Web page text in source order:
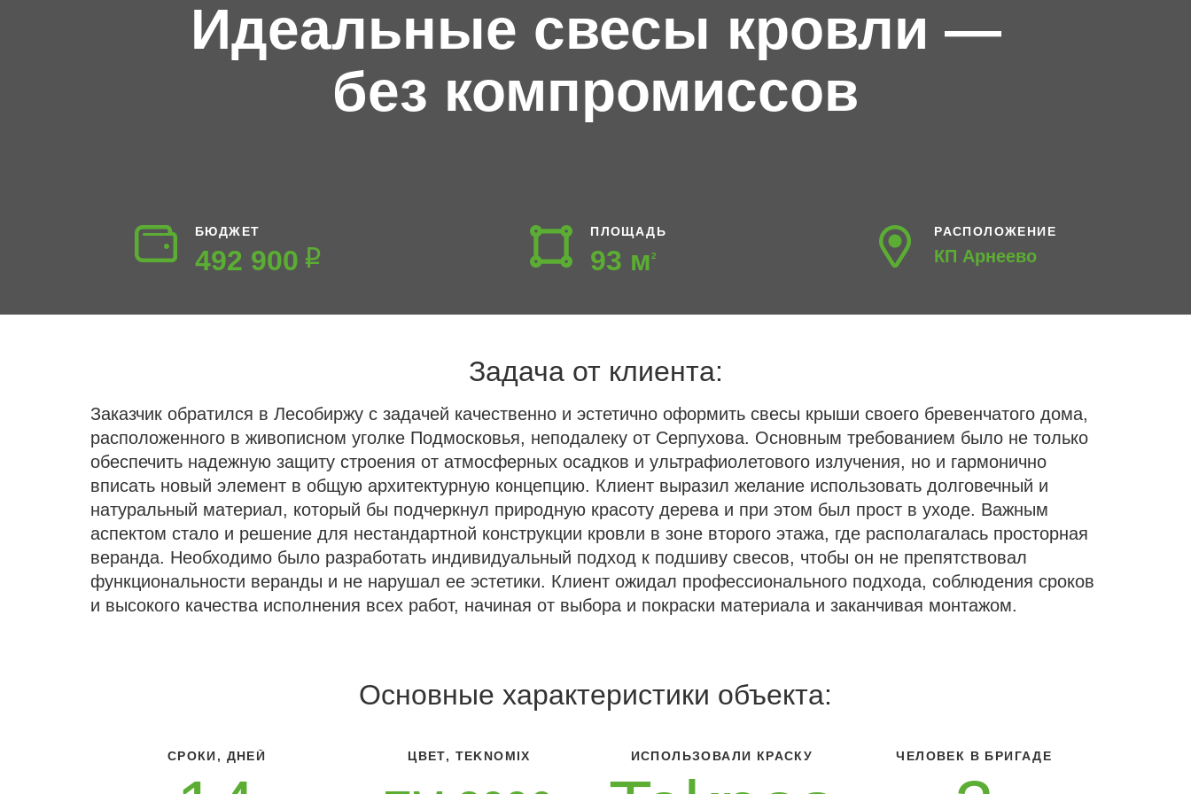
Идеальные свесы кровли —
без компромиссов
БЮДЖЕТ
492‍ 900
ПЛОЩАДЬ
93 м2
РАСПОЛОЖЕНИЕ
КП Арнеево
Задача от клиента:
Заказчик обратился в Лесобиржу с задачей качественно и эстетично оформить свесы крыши своего бревенчатого дома,
расположенного в живописном уголке Подмосковья, неподалеку от Серпухова. Основным требованием было не только
обеспечить надежную защиту строения от атмосферных осадков и ультрафиолетового излучения, но и гармонично
вписать новый элемент в общую архитектурную концепцию. Клиент выразил желание использовать долговечный и
натуральный материал, который бы подчеркнул природную красоту дерева и при этом был прост в уходе. Важным
аспектом стало и решение для нестандартной конструкции кровли в зоне второго этажа, где располагалась просторная
веранда. Необходимо было разработать индивидуальный подход к подшиву свесов, чтобы он не препятствовал
функциональности веранды и не нарушал ее эстетики. Клиент ожидал профессионального подхода, соблюдения сроков
и высокого качества исполнения всех работ, начиная от выбора и покраски материала и заканчивая монтажом.
Основные характеристики объекта:
СРОКИ, ДНЕЙ ЦВЕТ, TEKNOMIX ИСПОЛЬЗОВАЛИ КРАСКУ ЧЕЛОВЕК В БРИГАДЕ